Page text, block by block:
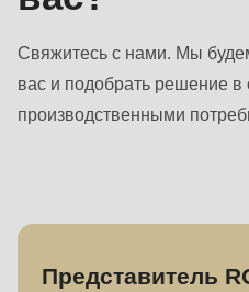
Свяжитесь с нами. Мы
вас и подобрать решение в
производственными
Представитель